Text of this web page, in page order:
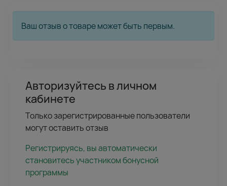
Ваш отзыв о товаре может быть первым.
Авторизуйтесь в личном
кабинете
Только зарегистрированные пользователи
могут оставить отзыв
Регистрируясь, вы автоматически
становитесь участником бонусной
программы